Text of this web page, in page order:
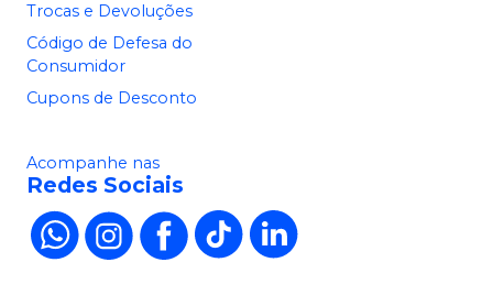
Trocas e Devoluções
Código de Defesa do
Consumidor
Cupons de Desconto
Acompanhe nas
Redes Sociais